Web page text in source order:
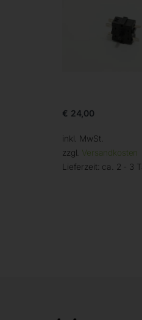
€ 24,00
inkl. MwSt.
zzgl. Versandkosten
Lieferzeit: ca. 2 - 3